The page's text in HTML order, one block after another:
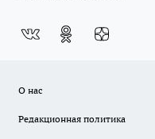
О нас
Редакционная политика